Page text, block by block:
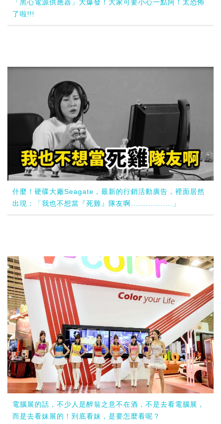
「黑心電源供應器」大爆發！大家可要小心一點阿！太恐怖
了啦!!!
什麼！硬碟大廠Seagate，最新的行銷活動廣告，裡面居然
出現：「我也不想當『死雞』隊友啊.................」
電腦展的話，不少人是醉翁之意不在酒，不是去看電腦展，
而是去看妹展的！到底看妹，是要怎麼看呢？